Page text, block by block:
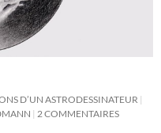
D’UN ASTRODESSINATEUR
2 COMMENTAIRES